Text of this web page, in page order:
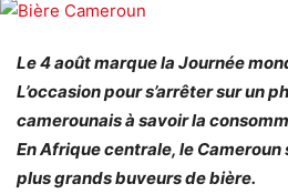
Le 4 août marque la Journée
L’occasion pour s’arrêter sur un
camerounais à savoir la
En Afrique centrale, le Cameroun
plus grands buveurs de bière.